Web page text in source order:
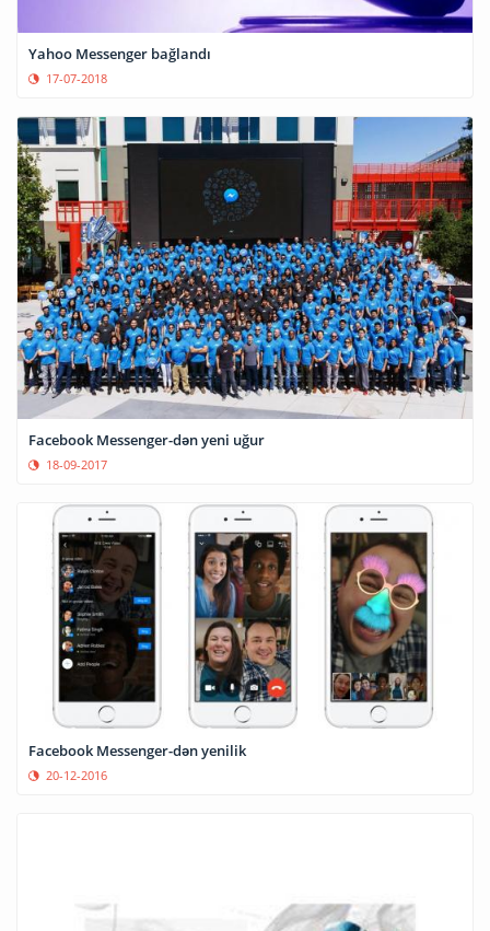
Yahoo Messenger bağlandı
17-07-2018
Facebook Messenger-dən yeni uğur
18-09-2017
Facebook Messenger-dən yenilik
20-12-2016